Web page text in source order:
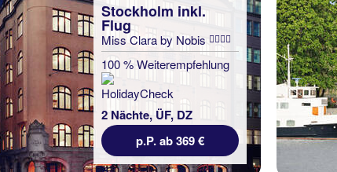
Stockholm inkl.
Flug
Miss Clara by Nobis
100 % Weiterempfehlung
2 Nächte, ÜF, DZ
p.P. ab 369 €